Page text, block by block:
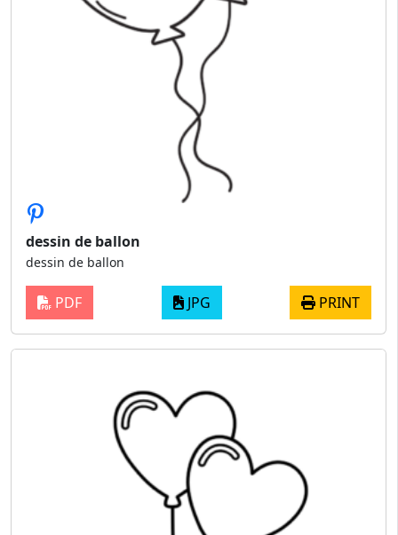
dessin de ballon
dessin de ballon
PDF JPG PRINT